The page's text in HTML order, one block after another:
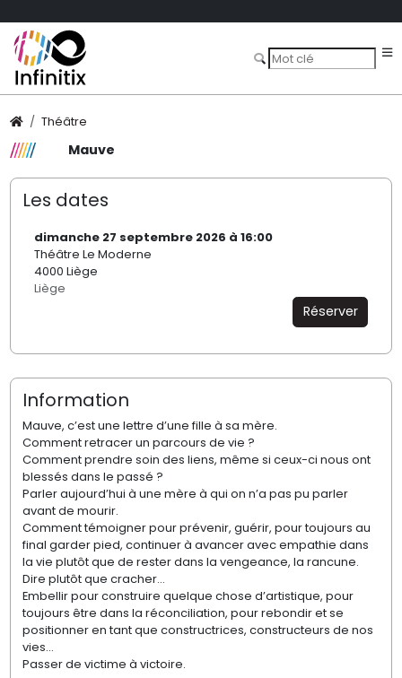
Théâtre
Mauve
Les dates
dimanche 27 septembre 2026 à 16:00
Théâtre Le Moderne
4000 Liège
Liège
Réserver
Information
Mauve, c’est une lettre d’une fille à sa mère.
Comment retracer un parcours de vie ?
Comment prendre soin des liens, même si ceux-ci nous ont
blessés dans le passé ?
Parler aujourd’hui à une mère à qui on n’a pas pu parler
avant de mourir.
Comment témoigner pour prévenir, guérir, pour toujours au
final garder pied, continuer à avancer avec empathie dans
la vie plutôt que de rester dans la vengeance, la rancune.
Dire plutôt que cracher…
Embellir pour construire quelque chose d’artistique, pour
toujours être dans la réconciliation, pour rebondir et se
positionner en tant que constructrices, constructeurs de nos
vies…
Passer de victime à victoire.